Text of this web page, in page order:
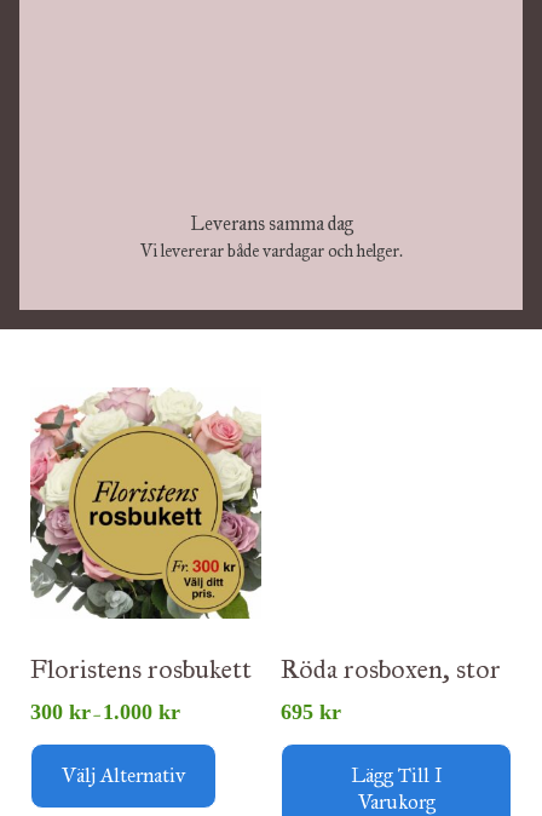
Leverans samma dag
Vi levererar både vardagar och helger.
Floristens rosbukett
300 kr– 1.000 kr
Prisintervall:
300 kr
till
1.000 kr
Välj Alternativ
Röda rosboxen, stor
695 kr
Lägg Till I
Varukorg